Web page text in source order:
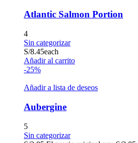
Atlantic Salmon Portion
4
Sin categorizar
S/8.45each
Añadir al carrito
-25%
Añadir a lista de deseos
Aubergine
5
Sin categorizar